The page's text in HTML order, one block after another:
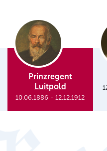
Prinzregent
Luitpold
10.06.1886 -12.12.1912